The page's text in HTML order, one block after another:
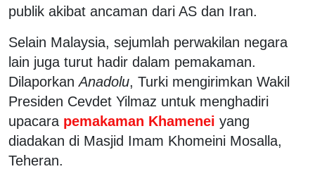
publik akibat ancaman dari AS dan Iran.
Selain Malaysia, sejumlah perwakilan negara
lain juga turut hadir dalam pemakaman.
DilaporkanAnadolu, Turki mengirimkan Wakil
Presiden Cevdet Yilmaz untuk menghadiri
upacara pemakaman Khamenei yang
diadakan di Masjid Imam Khomeini Mosalla,
Teheran.